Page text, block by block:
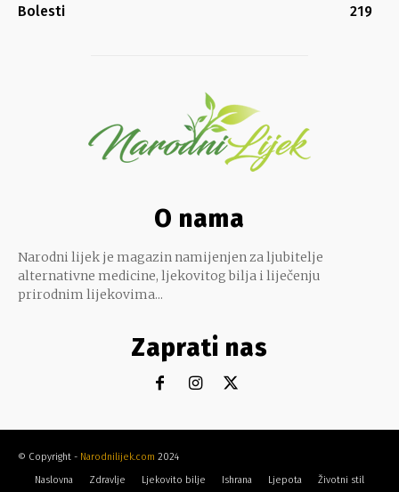
Bolesti
219
O nama
Narodni lijek je magazin namijenjen za ljubitelje
alternativne medicine, ljekovitog bilja i liječenju
prirodnim lijekovima...
Zaprati nas
© Copyright - Narodnilijek.com 2024
Naslovna
Zdravlje Ljekovito bilje Ishrana Ljepota Životni stil